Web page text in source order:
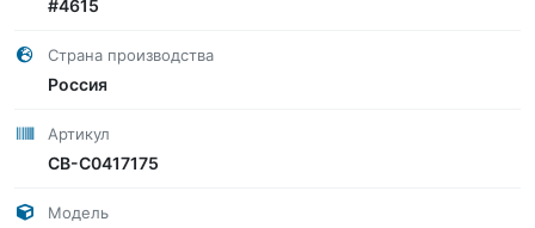
#4615
Страна производства
Россия
Артикул
СВ-С0417175
Модель